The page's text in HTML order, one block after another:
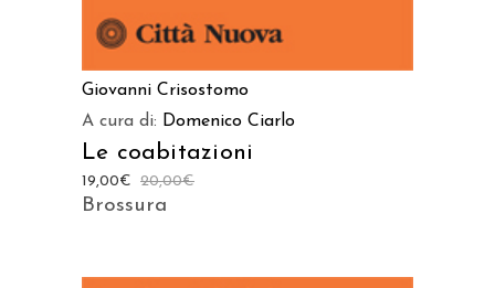
Giovanni Crisostomo
A cura di: Domenico Ciarlo
Le coabitazioni
20,00€
19,00€
Brossura